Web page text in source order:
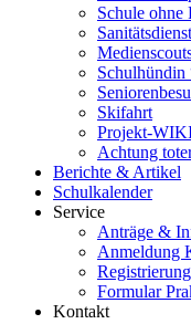
Schule ohne
Sanitätsdienst
Schulhündin
Skifahrt
Projekt-
Achtung
Berichte & Artikel
Schulkalender
Service
Anträge &
Anmeldung
Formular
Kontakt